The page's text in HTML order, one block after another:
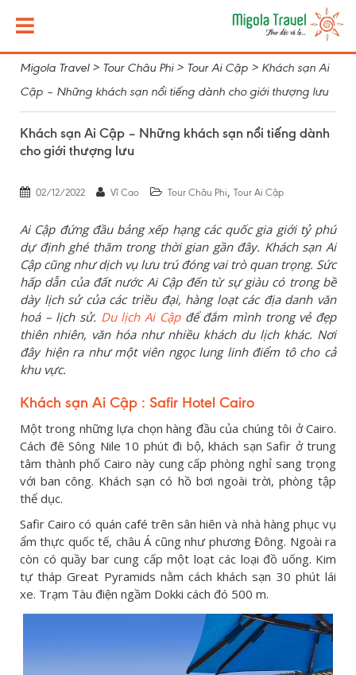
Migola Travel> Tour Châu Phi> Tour Ai Cập > Khách sạn Ai
Cập – Những khách sạn nổi tiếng dành cho giới thượng lưu
Khách sạn Ai Cập – Những khách sạn nổi tiếng dành
cho giới thượng lưu
02/12/2022 Vĩ Cao Tour Châu Phi, Tour Ai Cập
Ai Cập đứng đầu bảng xếp hạng các quốc gia giới tỷ phú
dự định ghé thăm trongthời gian gần đây. Khách sạn Ai
Cập cũng như dịch vụ lưu trú đóng vai trò quan trọng. Sức
hấp dẫn của đất nước Ai Cập đến từ sự giàu có trong bề
dày lịch sử của các triều đại, hàng loạt các địa danh văn
hoá – lịch sử. Du lịch Ai Cậpđể đắm mình trong vẻ đẹp
thiên nhiên, văn hóa như nhiều khách du lịch khác. Nơi
đây hiện ra như một viên ngọc lung linh điểm tô cho cả
khu vực.
Khách sạn Ai Cập : Safir Hotel Cairo
Một trong những lựa chọn hàng đầu của chúng tôi ở Cairo.
Cách đê Sông Nile 10 phút đi bộ, khách sạn Safir ở trung
tâm thành phố Cairo này cung cấp phòng nghỉ sang trọng
với ban công. Khách sạn có hồ bơi ngoài trời, phòng tập
thể dục.
Safir Cairo có quán café trên sân hiên và nhà hàng phục vụ
ẩm thực quốc tế, châu Á cũng như phương Đông. Ngoài ra
còn có quầy bar cung cấp một loạt các loại đồ uống. Kim
tự tháp Great Pyramids nằm cách khách sạn 30 phút lái
xe. Trạm Tàu điện ngầm Dokki cách đó 500 m.